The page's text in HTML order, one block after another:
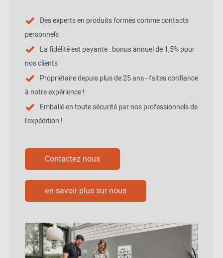
Des experts en produits formés comme contacts
personnels
La fidélité est payante : bonus annuel de 1,5% pour
nos clients
Propriétaire depuis plus de 25 ans - faites confiance
à notre expérience !
Emballé en toute sécurité par nos professionnels de
l'expédition !
Contactez nous
en savoir plus sur nous